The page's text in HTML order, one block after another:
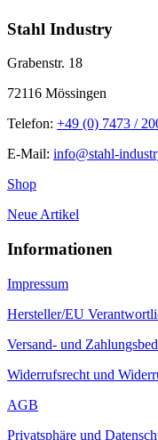
Stahl Industry
Grabenstr. 18
72116 Mössingen
Telefon: +49 (0) 7473 /
E-Mail: info@stahl-
Shop
Neue Artikel
Informationen
Impressum
Hersteller/EU
Versand- und
Widerrufsrecht und
AGB
Privatsphäre und